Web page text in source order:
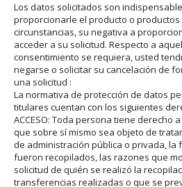
Los datos solicitados son
proporcionarle el producto o productos
circunstancias, su negativa a
acceder a su solicitud. Respecto a
consentimiento se requiera, usted
negarse o solicitar su cancelación de
una solicitud :
La normativa de protección de datos
titulares cuentan con los siguientes
ACCESO: Toda persona tiene derecho
que sobre sí mismo sea objeto de
de administración pública o privada, la
fueron recopilados, las razones que
solicitud de quién se realizó la
transferencias realizadas o que se